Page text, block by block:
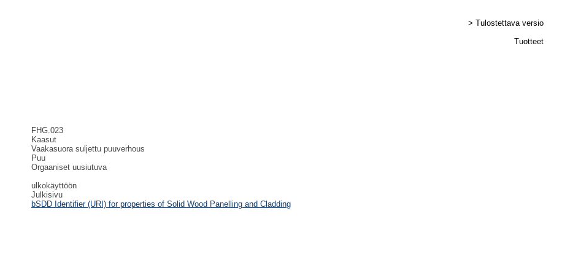
> Tulostettava versio
Tuotteet
FHG.023
Kaasut
Vaakasuora suljettu puuverhous
Puu
Orgaaniset uusiutuva
ulkokäyttöön
Julkisivu
bSDD Identifier (URI) for properties of Solid Wood Panelling and Cladding